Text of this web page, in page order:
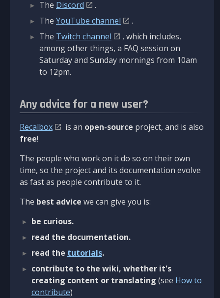
The Discord
.
The YouTube channel
.
The Twitch channel
, which includes,
among other things, a FAQ session on
Saturday and Sunday mornings from 10am
to 12pm.
Any advice for a new user?
Recalbox is an open-source project, and is also
free!
The people who work on it do so on their own
time, so the project and its documentation evolve
as fast as people contribute to it.
The best advice we can give you is:
be curious.
read the documentation.
read the tutorials.
contribute to the wiki, whether it's
creating content or translating (see How to
contribute)